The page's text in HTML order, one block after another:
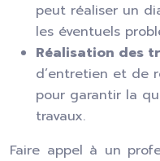
peut réaliser un
les éventuels
Réalisation des
d’entretien et de
pour garantir la
travaux.
Faire appel à un